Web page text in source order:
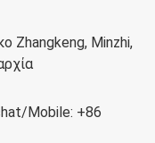
Zhangkeng, Minzhi,
Mobile: +86